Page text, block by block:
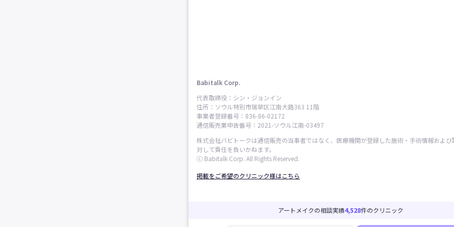
アートメイクの相談実績4,528件のクリニック
Babitalk Corp.
代表取締役：シン・ジョンイン
住所：ソウル特別市瑞草区江南大路363 11階
事業者登録番号：836-86-02172
通信販売業申告番号：2021-ソウル江南-03497
株式会社バビトークは通信販売の当事者ではなく、医療機関が登録した施術・手術情報および
対して責任を負いかねます。
ⓒ Babitalk Corp. All Rights Reserved.
掲載をご希望のクリニック様はこちら